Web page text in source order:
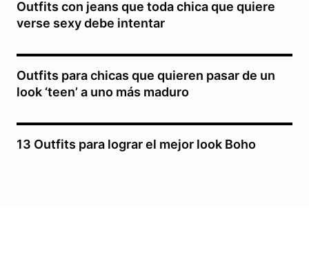
Outfits con jeans que toda chica que quiere
verse sexy debe intentar
Outfits para chicas que quieren pasar de un
look ‘teen’ a uno más maduro
13 Outfits para lograr el mejor look Boho